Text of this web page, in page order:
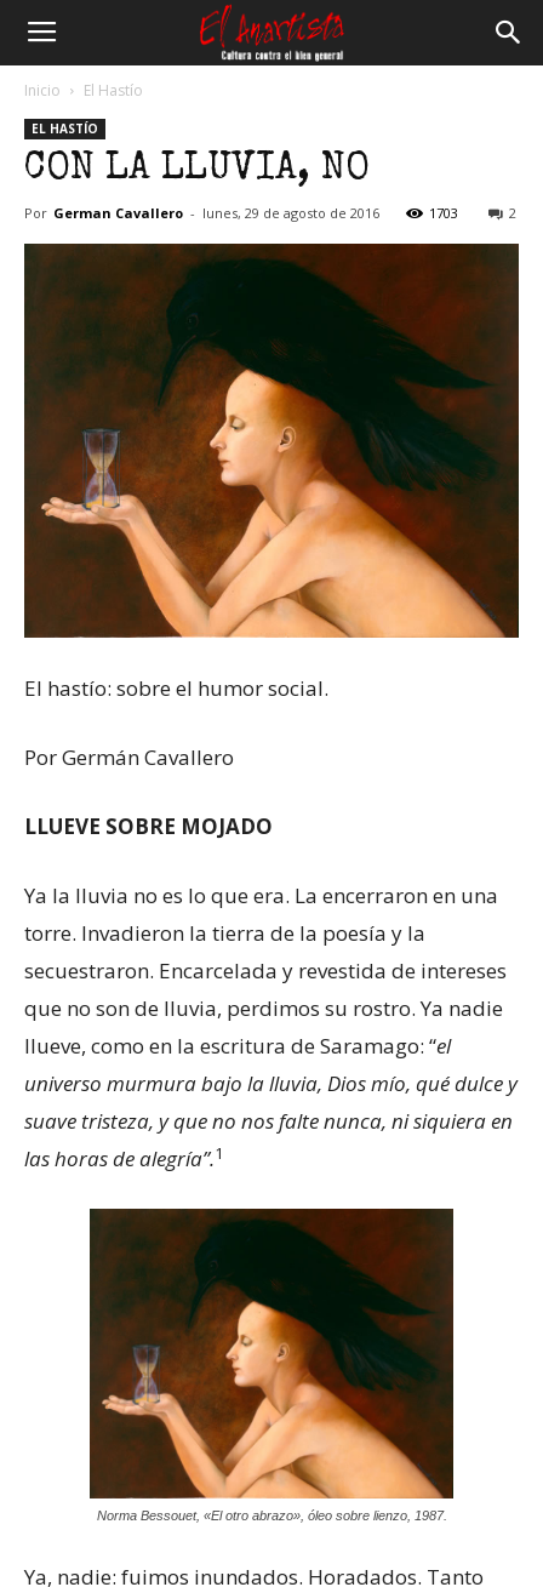
Anartista
Inicio El Hastío
EL HASTÍO
CON LA LLUVIA, NO
Por German Cavallero - lunes, 29 de agosto de 2016 1703 2
El hastío: sobre el humor social.
Por Germán Cavallero
LLUEVE SOBRE MOJADO
Ya la lluvia no es lo que era. La encerraron en una
torre. Invadieron la tierra de la poesía y la
secuestraron. Encarcelada y revestida de intereses
que no son de lluvia, perdimos su rostro. Ya nadie
llueve, como en la escritura de Saramago: “el
universo murmura bajo la lluvia, Dios mío, qué dulce y
suave tristeza, y que no nos falte nunca, ni siquiera en
las horas de alegría”.1
Norma Bessouet, «El otro abrazo», óleo sobre lienzo, 1987.
Ya, nadie: fuimos inundados. Horadados. Tanto